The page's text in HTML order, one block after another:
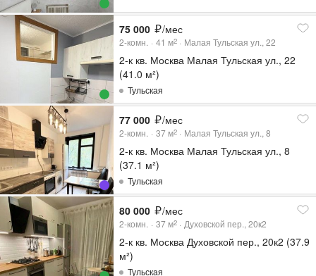
75 000 /мес
2-комн. 41 м2 Малая Тульская ул., 22
2-к кв. Москва Малая Тульская ул., 22
(41.0 м²)
Тульская
77 000 /мес
2-комн. 37 м2 Малая Тульская ул., 8
2-к кв. Москва Малая Тульская ул., 8
(37.1 м²)
Тульская
80 000 /мес
2-комн. 37 м2 Духовской пер., 20к2
2-к кв. Москва Духовской пер., 20к2 (37.9
м²)
Тульская